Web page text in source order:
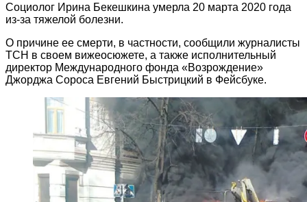
Социолог Ирина Бекешкина умерла 20 марта 2020 года
из-за тяжелой болезни.
О причине ее смерти, в частности, сообщили журналисты
ТСН в своем вижеосюжете, а также исполнительный
директор Международного фонда «Возрождение»
Джорджа Сороса Евгений Быстрицкий в Фейсбуке.